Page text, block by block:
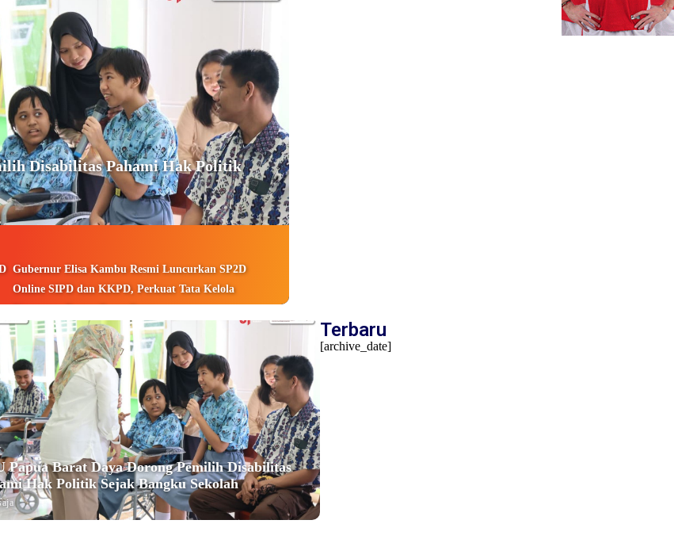
Disabilitas Pahami Hak Politik
Gubernur Elisa Kambu Resmi Luncurkan SP2D
Online SIPD dan KKPD, Perkuat Tata Kelola
Papua Barat Daya Dorong Pemilih Disabilitas
Hak Politik Sejak Bangku Sekolah
Terbaru
[archive_date]